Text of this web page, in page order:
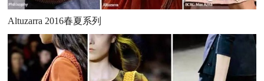
Altuzarra 2016春夏系列